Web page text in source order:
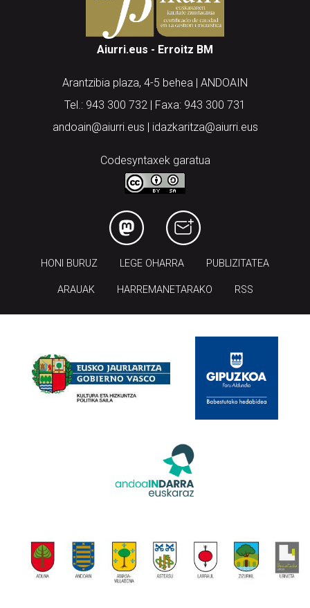
Aiurri.eus - Erroitz BM
Arantzibia plaza, 4-5 behea | ANDOAIN
Tel.: 943 300 732 | Faxa: 943 300 731
andoain@aiurri.eus | idazkaritza@aiurri.eus
Codesyntaxek garatua
HONI BURUZ LEGE OHARRA PUBLIZITATEA
ARAUAK HARREMANETARAKO RSS